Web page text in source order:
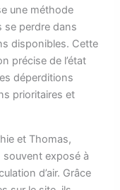
une méthode
se perdre dans
disponibles. Cette
précise de l’état
déperditions
prioritaires et
et Thomas,
souvent exposé à
d’air. Grâce